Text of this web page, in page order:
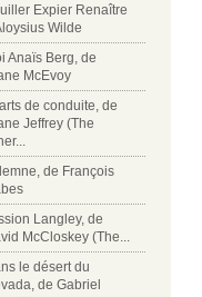
Expier Renaître
Wilde
Anaïs Berg, de
McEvoy
de conduite, de
Jeffrey (The
de François
Langley, de
McCloskey (The...
le désert du
de Gabriel